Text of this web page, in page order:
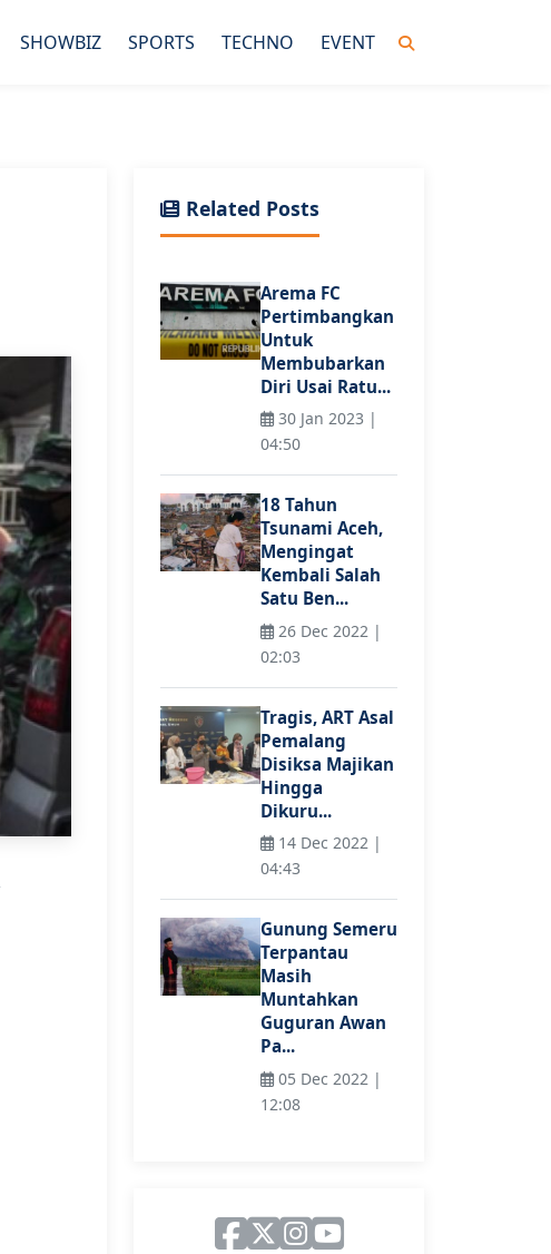
SHOWBIZ SPORTS TECHNO EVENT
Related Posts
Arema FC
Pertimbangkan
Untuk
Membubarkan
Diri Usai Ratu...
30 Jan 2023 |
04:50
18 Tahun
Tsunami Aceh,
Mengingat
Kembali Salah
Satu Ben...
26 Dec 2022 |
02:03
Tragis, ART Asal
Pemalang
Disiksa Majikan
Hingga
Dikuru...
14 Dec 2022 |
04:43
Gunung Semeru
Terpantau
Masih
Muntahkan
Guguran Awan
Pa...
05 Dec 2022 |
12:08